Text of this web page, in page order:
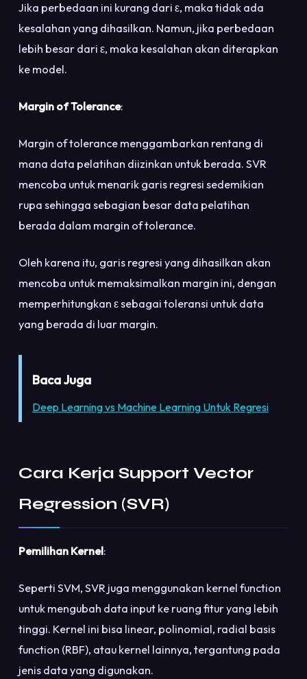
Jika perbedaan ini kurang dari ε, maka tidak ada
kesalahan yang dihasilkan. Namun, jika perbedaan
lebih besar dari ε, maka kesalahan akan diterapkan
ke model.
Margin of Tolerance:
Margin of tolerance menggambarkan rentang di
mana data pelatihan diizinkan untuk berada. SVR
mencoba untuk menarik garis regresi sedemikian
rupa sehingga sebagian besar data pelatihan
berada dalam margin of tolerance.
Oleh karena itu, garis regresi yang dihasilkan akan
mencoba untuk memaksimalkan margin ini, dengan
memperhitungkan ε sebagai toleransi untuk data
yang berada di luar margin.
Baca Juga
Deep Learning vs Machine Learning Untuk Regresi
Cara Kerja Support Vector
Regression (SVR)
Pemilihan Kernel:
Seperti SVM, SVR juga menggunakan kernel function
untuk mengubah data input ke ruang fitur yang lebih
tinggi. Kernel ini bisa linear, polinomial, radial basis
function (RBF), atau kernel lainnya, tergantung pada
jenis data yang digunakan.